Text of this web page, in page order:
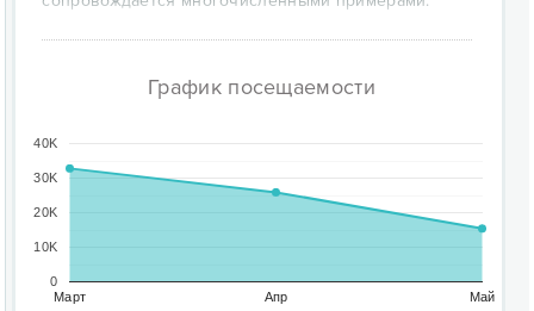
График посещаемости
Март Апр Май
0
10K
20K
30K
40K